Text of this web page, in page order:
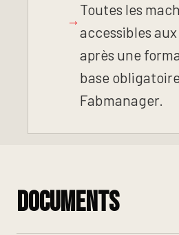
→
Toutes les
accessibles
après une
base
Fabmanager.
Documents